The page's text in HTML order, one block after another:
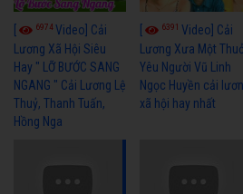
6974Video] Cải
Lương Xã Hội Siêu
Hay " LỠ BƯỚC SANG
NGANG " Cải Lương Lệ
Thuỷ, Thanh Tuấn,
Hồng Nga
6391Video] Cải
Lương Xưa Một
Yêu Người Vũ Linh
Ngọc Huyền cải
xã hội hay nhất